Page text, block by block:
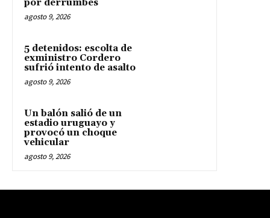
por derrumbes
agosto 9, 2026
5 detenidos: escolta de
exministro Cordero
sufrió intento de asalto
agosto 9, 2026
Un balón salió de un
estadio uruguayo y
provocó un choque
vehicular
agosto 9, 2026